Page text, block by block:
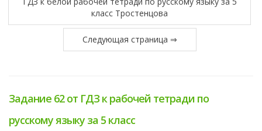
класс Тростенцова
Следующая страница ⇒
Задание 62 от ГДЗ к рабочей тетради по
русскому языку за 5 класс